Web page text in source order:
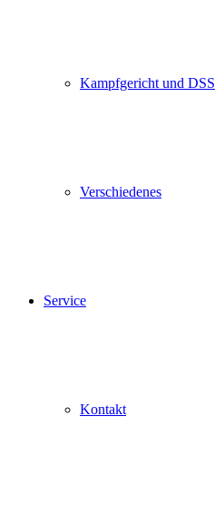
Kampfgericht und DSS
Verschiedenes
Service
Kontakt